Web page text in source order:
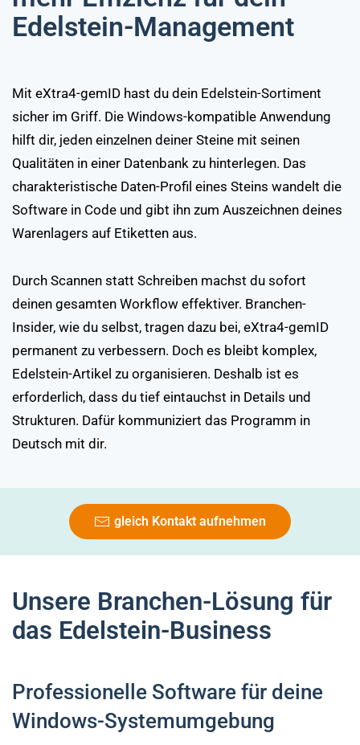
Edelstein-Management
Mit eXtra4-gemID hast du dein Edelstein-Sortiment
sicher im Griff. Die Windows-kompatible Anwendung
hilft dir, jeden einzelnen deiner Steine mit seinen
Qualitäten in einer Datenbank zu hinterlegen. Das
charakteristische Daten-Profil eines Steins wandelt die
Software in Code und gibt ihn zum Auszeichnen deines
Warenlagers auf Etiketten aus.
Durch Scannen statt Schreiben machst du sofort
deinen gesamten Workflow effektiver. Branchen-
Insider, wie du selbst, tragen dazu bei, eXtra4-gemID
permanent zu verbessern. Doch es bleibt komplex,
Edelstein-Artikel zu organisieren. Deshalb ist es
erforderlich, dass du tief eintauchst in Details und
Strukturen. Dafür kommuniziert das Programm in
Deutsch mit dir.
gleich Kontakt aufnehmen
Unsere Branchen-Lösung für
das Edelstein-Business
Professionelle Software für deine
Windows-Systemumgebung